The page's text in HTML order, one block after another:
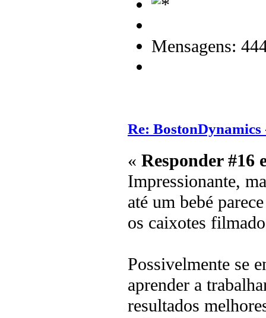
Mensagens:
Re:
« Responder #16
Impressionante,
até um bebé
os caixotes
Possivelmente se
aprender a
resultados